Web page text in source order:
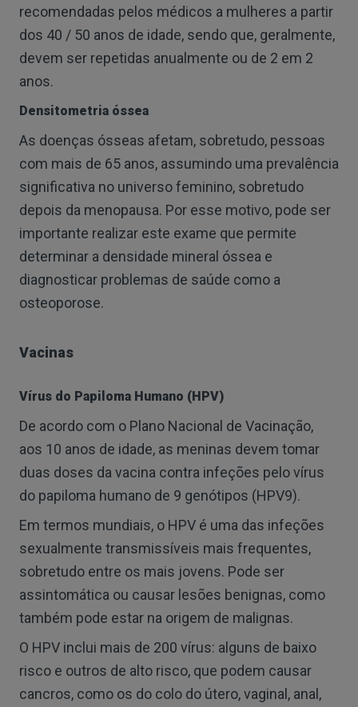
recomendadas pelos médicos a mulheres a partir
dos 40 / 50 anos de idade, sendo que, geralmente,
devem ser repetidas anualmente ou de 2 em 2
anos.
Densitometria óssea
As doenças ósseas afetam, sobretudo, pessoas
com mais de 65 anos, assumindo uma prevalência
significativa no universo feminino, sobretudo
depois da menopausa. Por esse motivo, pode ser
importante realizar este exame que permite
determinar a densidade mineral óssea e
diagnosticar problemas de saúde como a
osteoporose.
Vacinas
Vírus do Papiloma Humano (HPV)
De acordo com o Plano Nacional de Vacinação,
aos 10 anos de idade, as meninas devem tomar
duas doses da vacina contra infeções pelo vírus
do papiloma humano de 9 genótipos (HPV9).
Em termos mundiais, o HPV é uma das infeções
sexualmente transmissíveis mais frequentes,
sobretudo entre os mais jovens. Pode ser
assintomática ou causar lesões benignas, como
também pode estar na origem de malignas.
O HPV inclui mais de 200 vírus: alguns de baixo
risco e outros de alto risco, que podem causar
cancros, como os do colo do útero, vaginal, anal,